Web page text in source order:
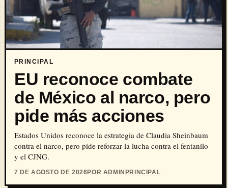
PRINCIPAL
EU reconoce combate
de México al narco, pero
pide más acciones
Estados Unidos reconoce la estrategia de Claudia Sheinbaum
contra el narco, pero pide reforzar la lucha contra el fentanilo
y el CJNG.
7 DE AGOSTO DE 2026POR ADMINPRINCIPAL